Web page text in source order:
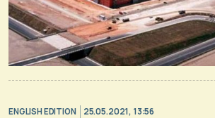
ENGLISH EDITION 25.05.2021, 13:56